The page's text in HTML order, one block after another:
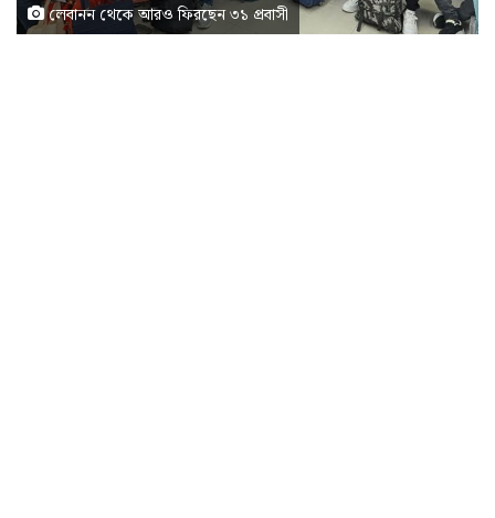
লেবানন থেকে আরও ফিরছেন ৩১ প্রবাসী